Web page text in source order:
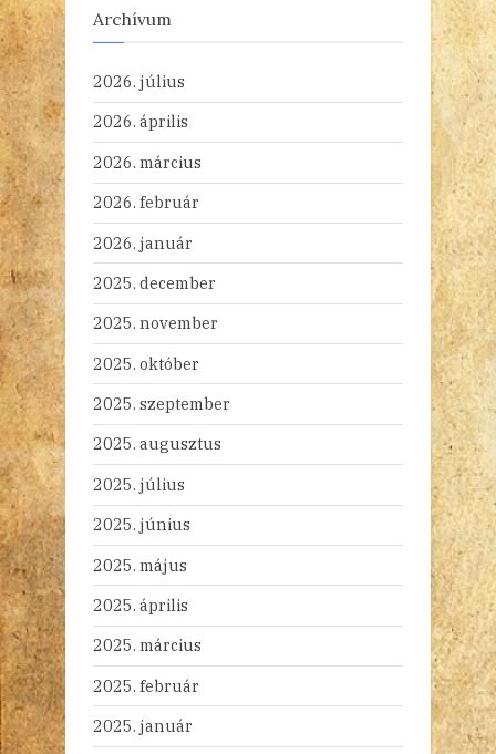
Archívum
2026. július
2026. április
2026. március
2026. február
2026. január
2025. december
2025. november
2025. október
2025. szeptember
2025. augusztus
2025. július
2025. június
2025. május
2025. április
2025. március
2025. február
2025. január